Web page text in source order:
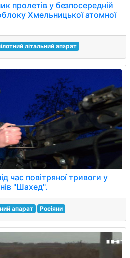
пролетів у безпосередній
Хмельницької атомної
літальний апарат
час повітряної тривоги у
"Шахед".
апарат Росіяни